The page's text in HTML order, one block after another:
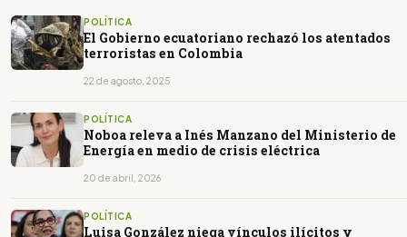
POLÍTICA
El Gobierno ecuatoriano rechazó los atentados
terroristas en Colombia
22 de agosto, 2025
POLÍTICA
Noboa releva a Inés Manzano del Ministerio de
Energía en medio de crisis eléctrica
20 de abril, 2026
POLÍTICA
Luisa González niega vínculos ilícitos y